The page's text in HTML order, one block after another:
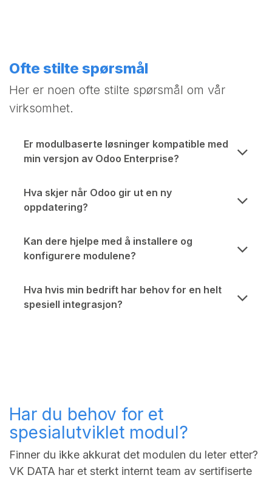
Ofte stilte spørsmål
Her er noen ofte stilte spørsmål om vår
virksomhet.
Er modulbaserte løsninger kompatible med
min versjon av Odoo Enterprise?
Hva skjer når Odoo gir ut en ny
oppdatering?
Kan dere hjelpe med å installere og
konfigurere modulene?
Hva hvis min bedrift har behov for en helt
spesiell integrasjon?
Har du behov for et
spesialutviklet modul?
Finner du ikke akkurat det modulen du leter etter?
VK DATA har et sterkt internt team av sertifiserte